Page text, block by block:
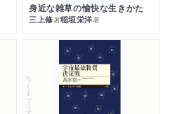
身近な雑草の愉快な生きかた
三上修著稲垣栄洋著
ちくまプリマー新書